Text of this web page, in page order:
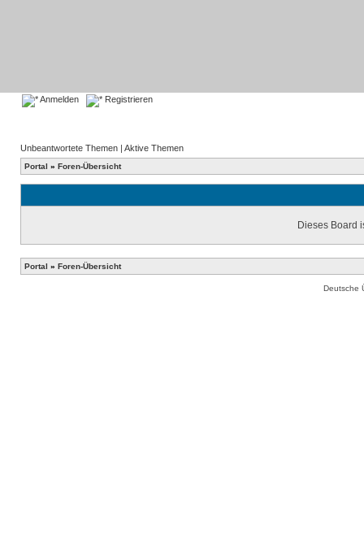
Anmelden Registrieren
Unbeantwortete Themen | Aktive Themen
Portal » Foren-Übersicht
Dieses Board
Portal » Foren-Übersicht
Deutsche